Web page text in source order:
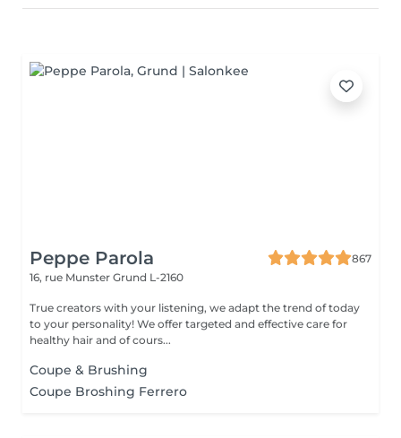
Peppe Parola
867
16, rue Munster Grund L-2160
True creators with your listening, we adapt the trend of today
to your personality! We offer targeted and effective care for
healthy hair and of cours...
Coupe & Brushing
Coupe Broshing Ferrero